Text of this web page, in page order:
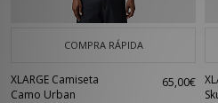
COMPRA RÁPIDA
XLARGE Camiseta
Camo Urban
65,00€